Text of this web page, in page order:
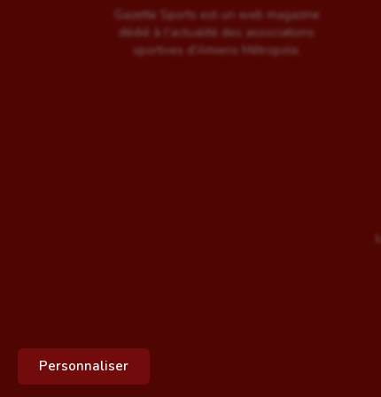
Personnaliser
Gazette Sports est un web magazine
dédié à l'actualité des associations
sportives d'Amiens Métropole.